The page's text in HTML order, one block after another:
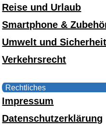
Reise und Urlaub
Smartphone &
Umwelt und Sicherheit
Verkehrsrecht
Rechtliches
Impressum
Datenschutzerklärung